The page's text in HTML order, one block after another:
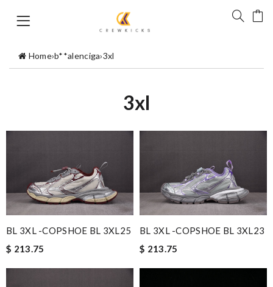
Home›b**alenciga›3xl
3xl
BL 3XL -COPSHOE BL 3XL25
$ 213.75
BL 3XL -COPSHOE BL 3XL23
$ 213.75